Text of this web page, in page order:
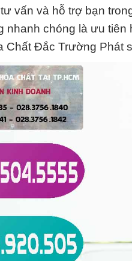
vấn và hỗ trợ bạn
nhanh chóng là ưu
Chất Đắc Trường Phát